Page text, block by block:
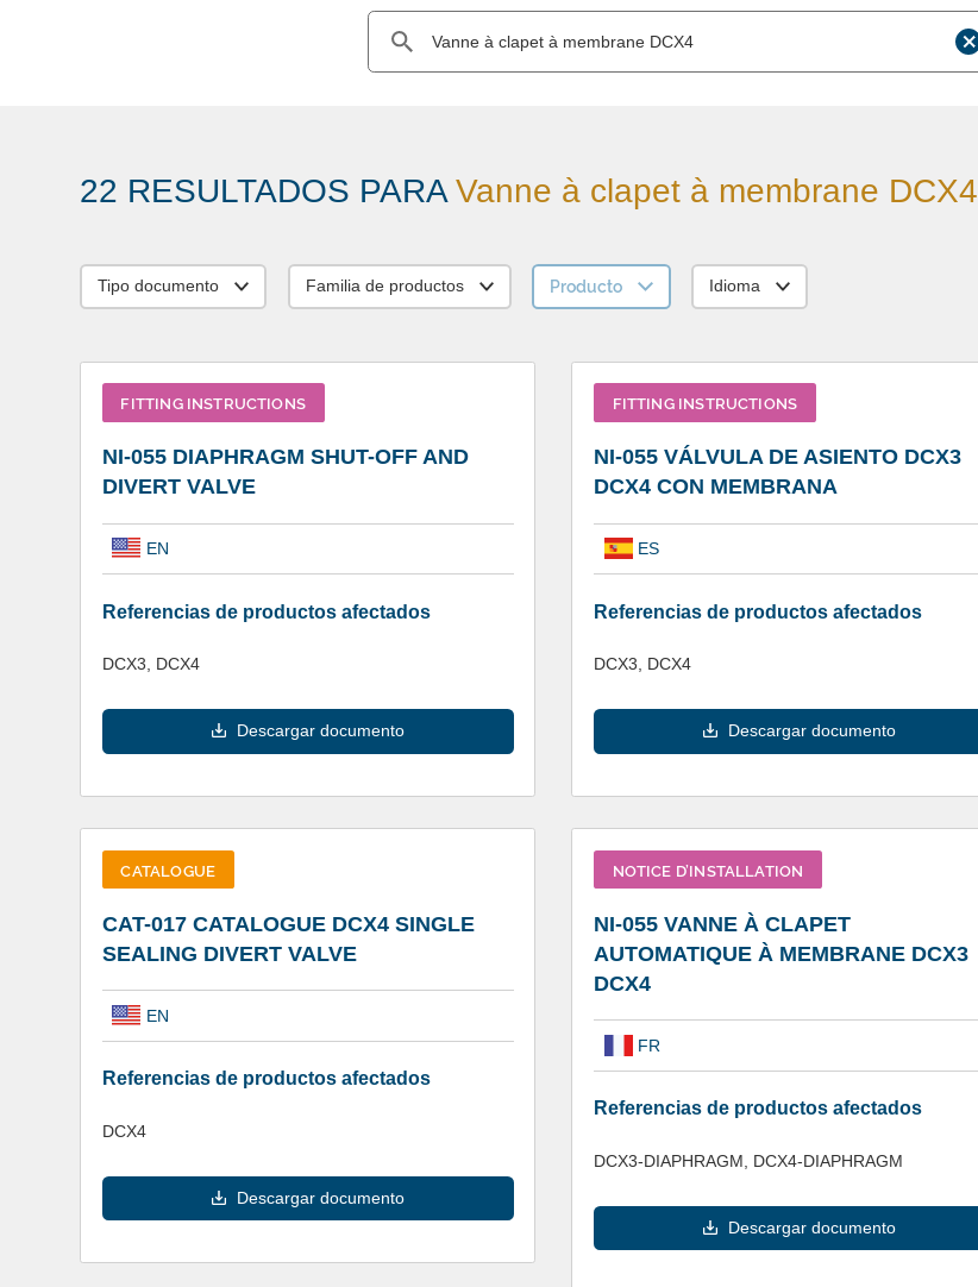
22 RESULTADOS PARAVanne à clapet à membrane DCX4
Tipo documento Familia de productos Producto Idioma
FITTING INSTRUCTIONS
NI-055 DIAPHRAGM SHUT-OFF AND
DIVERT VALVE
EN
Referencias de productos afectados
DCX3, DCX4
Descargar documento
FITTING INSTRUCTIONS
NI-055 VÁLVULA DE ASIENTO DCX3
DCX4 CON MEMBRANA
ES
Referencias de productos afectados
DCX3, DCX4
Descargar documento
CATALOGUE
CAT-017 CATALOGUE DCX4 SINGLE
SEALING DIVERT VALVE
EN
Referencias de productos afectados
DCX4
Descargar documento
NOTICE D’INSTALLATION
NI-055 VANNE À CLAPET
AUTOMATIQUE À MEMBRANE DCX3
DCX4
FR
Referencias de productos afectados
DCX3-DIAPHRAGM, DCX4-DIAPHRAGM
Descargar documento